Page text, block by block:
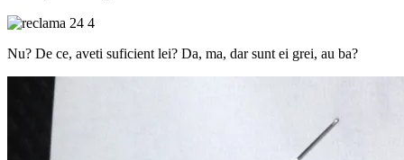
Nu? De ce, aveti suficient lei? Da, ma, dar sunt ei grei, au ba?